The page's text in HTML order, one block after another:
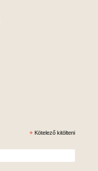
* Kötelező kitölteni